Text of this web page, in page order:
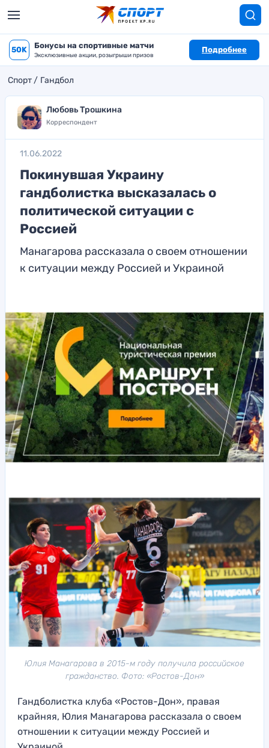
50K Бонусы на спортивные матчи
Эксклюзивные акции, розыгрыши призов
Подробнее
Спорт Гандбол
Любовь Трошкина
Корреспондент
11.06.2022
Покинувшая Украину
гандболистка высказалась о
политической ситуации с
Россией
Манагарова рассказала о своем отношении
к ситуации между Россией и Украиной
Юлия Манагарова в 2015-м году получила российское
гражданство. Фото: «Ростов-Дон»
Гандболистка клуба «Ростов-Дон», правая
крайняя, Юлия Манагарова рассказала о своем
отношении к ситуации между Россией и